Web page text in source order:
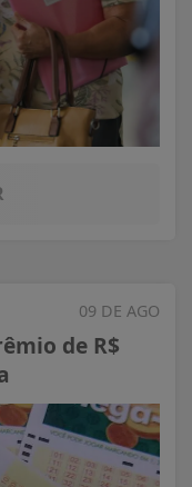
09 DE AGO
de R$